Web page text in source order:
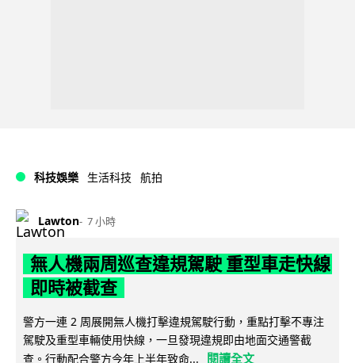
科技娛樂 生活科技 航拍
Lawton 7 小時
無人機兩周巡查違規駕駛 重型車走快線
即時被截查
警方一連 2 周展開無人機打擊違規駕駛行動，重點打擊不專注
駕駛及重型車輛使用快線，一旦發現違規即由地面交通警截
查。行動配合警方今年上半年致命...
閱讀全文